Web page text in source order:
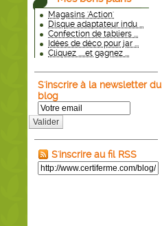
Magasins 'Action'
Disque adaptateur indu ...
Confection de tabliers ...
Idées de déco pour jar ...
Cliquez .....et gagnez ...
S'inscrire à la newsletter du
blog
Valider
S'inscrire au fil RSS